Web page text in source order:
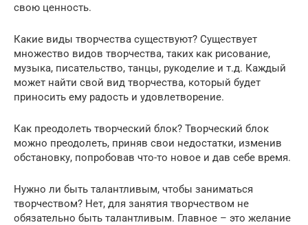
свою ценность.
Какие виды творчества существуют? Существует
множество видов творчества, таких как рисование,
музыка, писательство, танцы, рукоделие и т.д. Каждый
может найти свой вид творчества, который будет
приносить ему радость и удовлетворение.
Как преодолеть творческий блок? Творческий блок
можно преодолеть, приняв свои недостатки, изменив
обстановку, попробовав что-то новое и дав себе время.
Нужно ли быть талантливым, чтобы заниматься
творчеством? Нет, для занятия творчеством не
обязательно быть талантливым. Главное – это желание